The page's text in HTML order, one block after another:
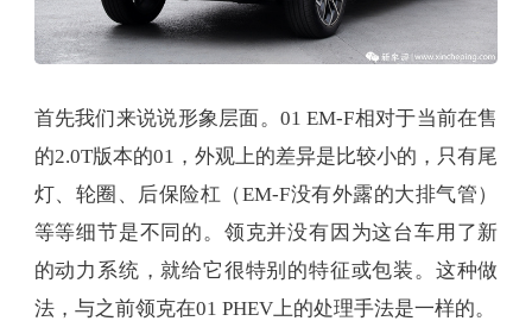
首先我们来说说形象层面。01 EM-F相对于当前在售
的2.0T版本的01，外观上的差异是比较小的，只有尾
灯、轮圈、后保险杠（EM-F没有外露的大排气管）
等等细节是不同的。领克并没有因为这台车用了新
的动力系统，就给它很特别的特征或包装。这种做
法，与之前领克在01 PHEV上的处理手法是一样的。